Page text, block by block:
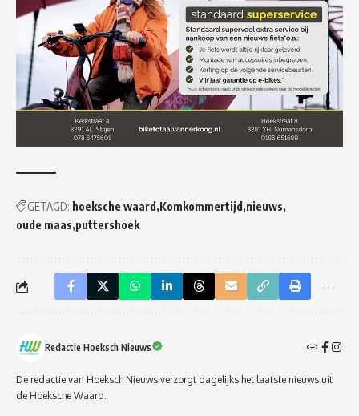
GETAGD: hoeksche waard Komkommertijd nieuws
oude maas puttershoek
Redactie Hoeksch Nieuws
De redactie van Hoeksch Nieuws verzorgt dagelijks het laatste nieuws uit
de Hoeksche Waard.